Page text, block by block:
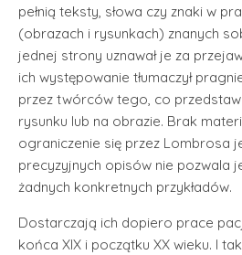
pełnią teksty, słowa czy znaki w
(obrazach i rysunkach) znanych
jednej strony uznawał je za
ich występowanie tłumaczył
przez twórców tego, co
rysunku lub na obrazie. Brak
ograniczenie się przez Lombrosa
precyzyjnych opisów nie pozwala
żadnych konkretnych przykładów.
Dostarczają ich dopiero prace
końca XIX i początku XX wieku. I